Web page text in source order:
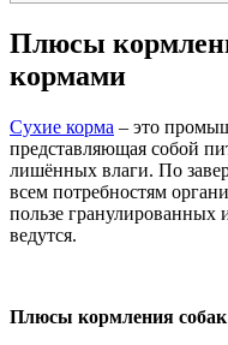
Плюсы
кормами
Сухие корма – это
представляющая собой
лишённых влаги. По
всем потребностям
пользе гранулированных
ведутся.
Плюсы кормления